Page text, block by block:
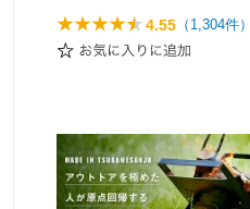
4.55 （ 1,304件）